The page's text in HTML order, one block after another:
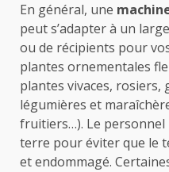
En général, une
peut s’adapter à un
ou de récipients pour
plantes ornementales
plantes vivaces, rosiers,
légumières et
fruitiers…). Le personnel
terre pour éviter que le
et endommagé.